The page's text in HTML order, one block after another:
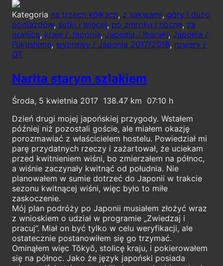
Kategoria na trzech kółkach, z sakwami, góry i dużo
podjazdów, setki i więcej, po zmroku i nocne, za
granicą, kraje / Japonia, Japonia / Ibaraki, Japonia /
Fukushima, wyprawy / Japonia 2017/2018, rowery /
GT
Narita starym szlakiem
Środa, 5 kwietnia 2017 138.47
07:10
Dzień drugi mojej japońskiej przygody. Wstałem
później niż pozostali goście, ale miałem okazję
porozmawiać z właścicielem hostelu. Powiedział mi
parę przydatnych rzeczy i zażartował, że uciekam
przed kwitnieniem wiśni, bo zmierzałem na północ,
a wiśnie zaczynały kwitnąć od południa. Nie
planowałem w sumie dotrzeć do Japonii w trakcie
sezonu kwitnącej wiśni, więc było to miłe
zaskoczenie.
Mój plan podróży po Japonii musiałem złożyć wraz
z wnioskiem o udział w programie „Zwiedzaj i
pracuj”. Miał on być tylko w celu weryfikacji, ale
ostatecznie postanowiłem się go trzymać.
Ominąłem więc Tōkyō, stolicę kraju, i pokierowałem
się na północ. Jako że język japoński posiada